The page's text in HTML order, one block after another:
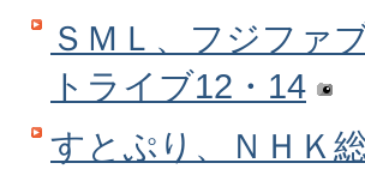
ＳＭＬ、フジファ
トライブ12・14
すとぷり、ＮＨＫ